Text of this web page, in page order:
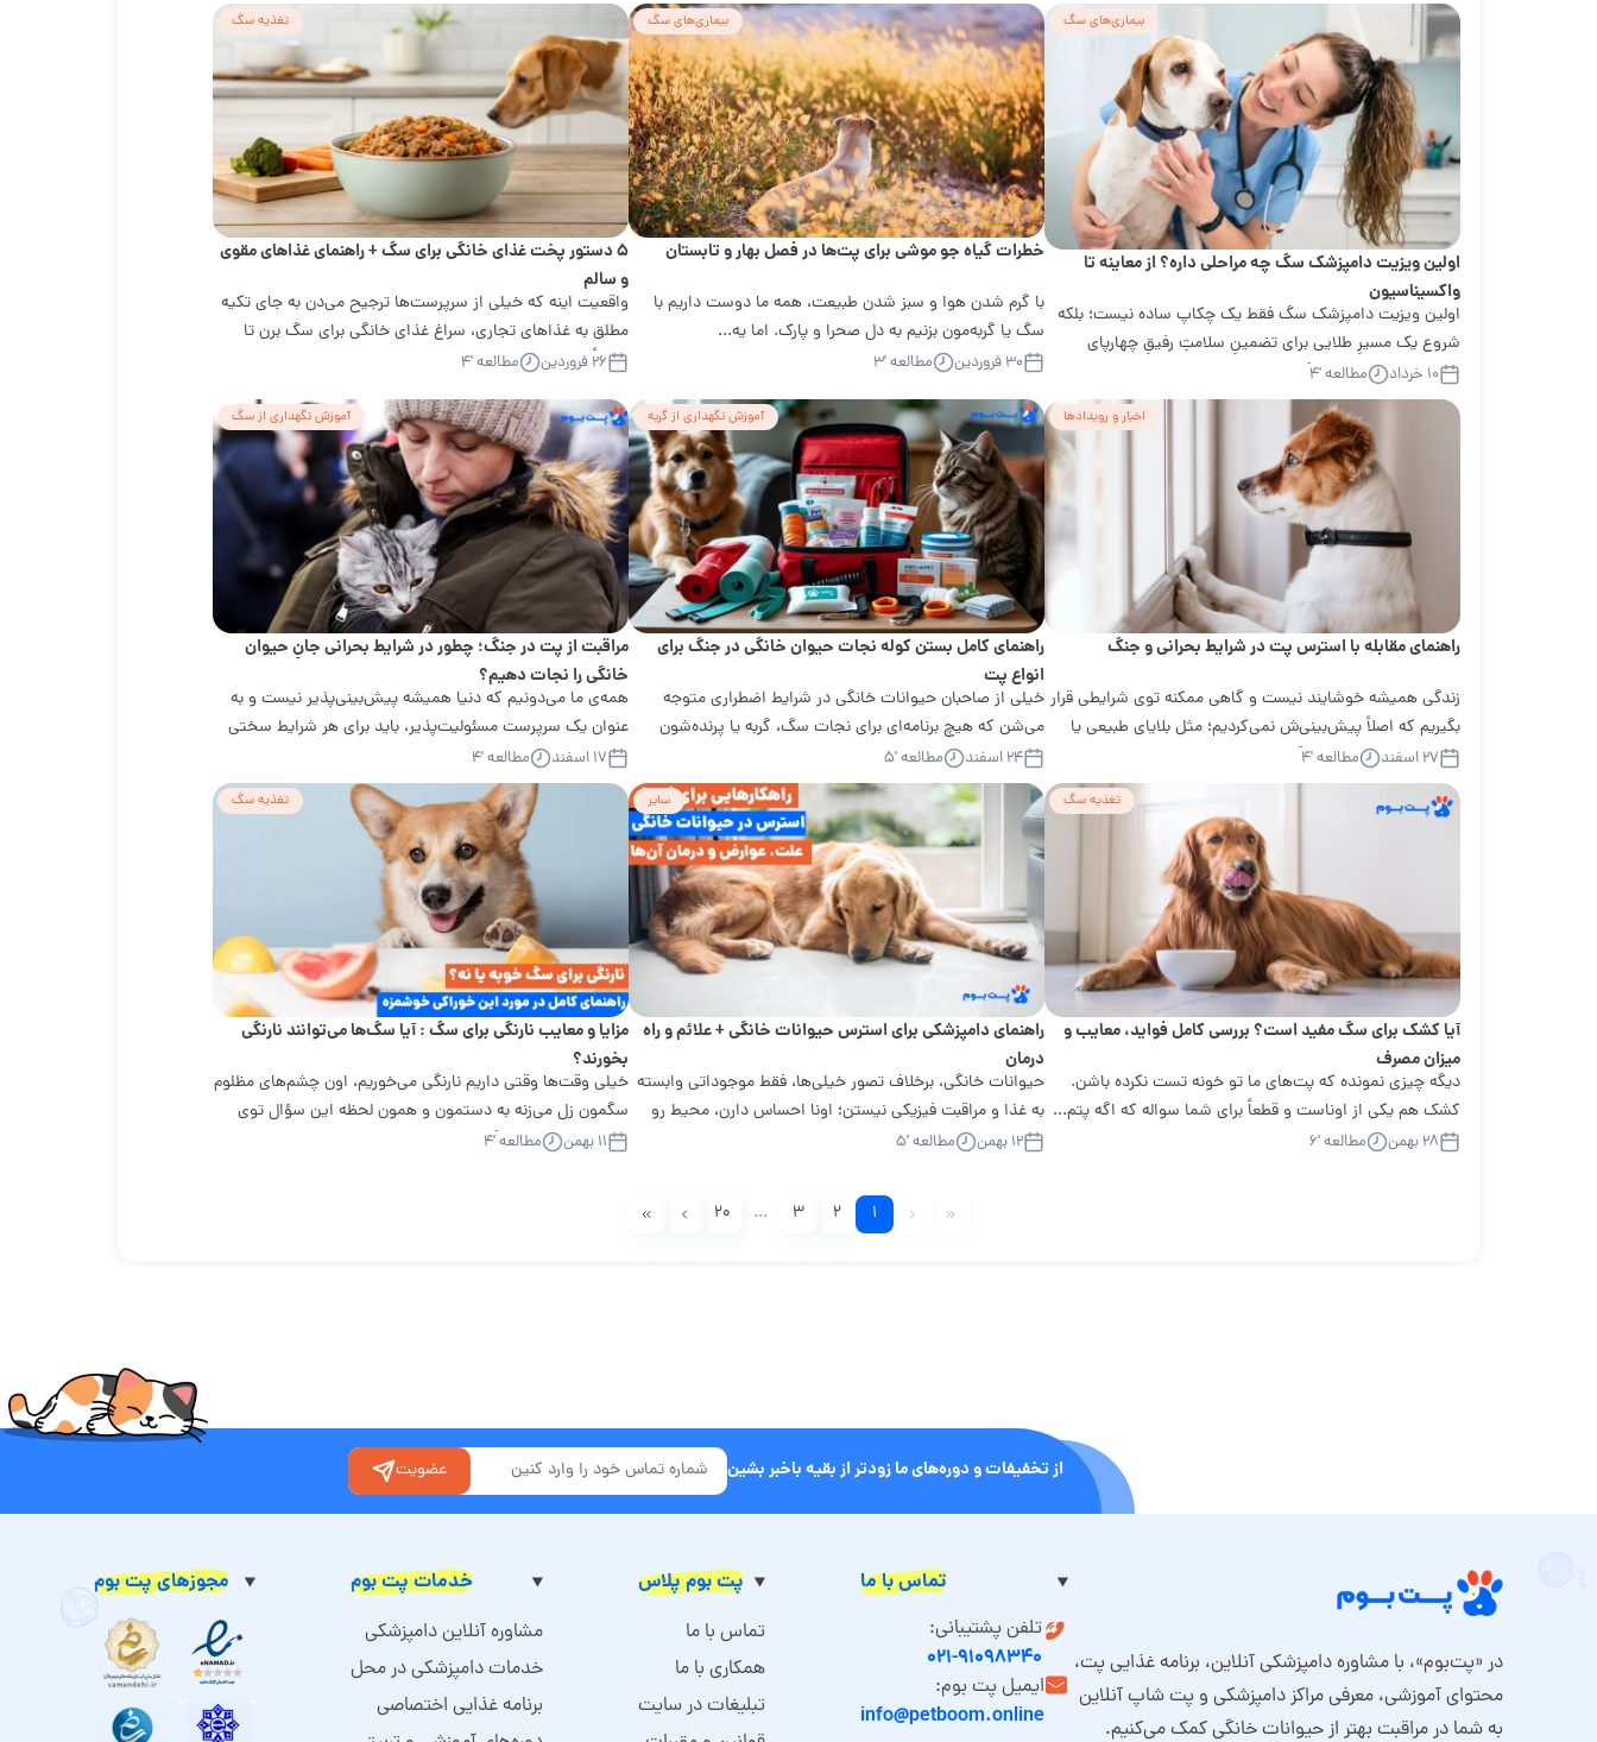
بیماری‌های سگ
اولین ویزیت دامپزشک سگ چه مراحلی داره؟ از معاینه تا
واکسیناسیون
اولین ویزیت دامپزشک سگ فقط یک چکاپ ساده نیست؛ بلکه
شروع یک مسیرِ طلایی برای تضمینِ سلامتِ رفیقِ چهارپای
شماست. چه یه توله‌سگ تازه...
۱۰ خرداد مطالعه '۴
بیماری‌های سگ
خطرات گیاه جو موشی برای پت‌ها در فصل بهار و تابستان
با گرم شدن هوا و سبز شدن طبیعت، همه ما دوست داریم با
سگ یا گربه‌مون بزنیم به دل صحرا و پارک. اما یه...
۳۰ فروردین مطالعه '۳
تغذیه سگ
۵ دستور پخت غذای خانگی برای سگ + راهنمای غذاهای مقوی
و سالم
واقعیت اینه که خیلی از سرپرست‌ها ترجیح می‌دن به جای تکیه
مطلق به غذاهای تجاری، سراغ غذای خانگی برای سگ برن تا
دقیقاً بدونن...
۲۶ فروردین مطالعه '۴
اخبار و رویدادها
راهنمای مقابله با استرس پت در شرایط بحرانی و جنگ
زندگی همیشه خوشایند نیست و گاهی ممکنه توی شرایطی قرار
بگیریم که اصلاً پیش‌بینی‌ش نمی‌کردیم؛ مثل بلایای طبیعی یا
حتی خدایی نکرده در جنگ...
۲۷ اسفند مطالعه '۴
آموزش نگهداری از گربه
راهنمای کامل بستن کوله نجات حیوان خانگی در جنگ برای
انواع پت
خیلی از صاحبان حیوانات خانگی در شرایط اضطراری متوجه
می‌شن که هیچ برنامه‌ای برای نجات سگ، گربه یا پرنده‌شون
ندارن. در حالی که داشتن...
۲۴ اسفند مطالعه '۵
آموزش نگهداری از سگ
مراقبت از پت در جنگ؛ چطور در شرایط بحرانی جانِ حیوان
خانگی را نجات دهیم؟
همه‌ی ما می‌دونیم که دنیا همیشه پیش‌بینی‌پذیر نیست و به
عنوان یک سرپرست مسئولیت‌پذیر، باید برای هر شرایط سختی
آماده باشیم. مراقبت از پت...
۱۷ اسفند مطالعه '۴
تغذیه سگ
آیا کشک برای سگ مفید است؟ بررسی کامل فواید، معایب و
میزان مصرف
دیگه چیزی نمونده که پت‌های ما تو خونه تست نکرده باشن.
کشک هم یکی از اوناست و قطعاً برای شما سواله که اگه پتم...
۲۸ بهمن مطالعه '۶
سایر
راهنمای دامپزشکی برای استرس حیوانات خانگی + علائم و راه
درمان
حیوانات خانگی، برخلاف تصور خیلی‌ها، فقط موجوداتی وابسته
به غذا و مراقبت فیزیکی نیستن؛ اونا احساس دارن، محیط رو
درک می‌کنن و به‌شدت تحت...
۱۲ بهمن مطالعه '۵
تغذیه سگ
مزایا و معایب نارنگی برای سگ : آیا سگ‌ها می‌توانند نارنگی
بخورند؟
خیلی وقت‌ها وقتی داریم نارنگی می‌خوریم، اون چشم‌های مظلوم
سگمون زل می‌زنه به دستمون و همون لحظه این سؤال توی
ذهنمون میاد: آیا سگ‌ها...
۱۱ بهمن مطالعه '۴
۱ ۲ ۳ ... ۲۰
از تخفیفات و دوره‌های ما زودتر از بقیه باخبر بشین عضویت
در «پت‌بوم»، با مشاوره دامپزشکی آنلاین، برنامه غذایی پت،
محتوای آموزشی، معرفی مراکز دامپزشکی و پت شاپ آنلاین
به شما در مراقبت بهتر از حیوانات خانگی کمک می‌کنیم.
تماس با ما
تلفن پشتیبانی:
۰۲۱-۹۱۰۹۸۳۴۰
ایمیل پت بوم:
info@petboom.online
پت بوم پلاس
تماس با ما
همکاری با ما
تبلیغات در سایت
خدمات پت بوم
مشاوره آنلاین دامپزشکی
خدمات دامپزشکی در محل
برنامه غذایی اختصاصی
مجوزهای پت بوم